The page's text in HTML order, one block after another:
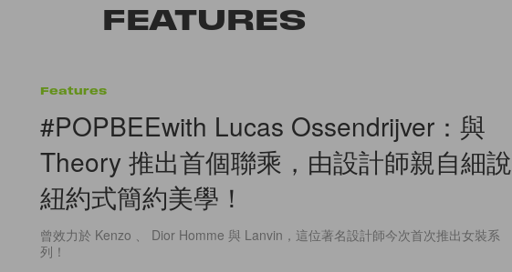
FEATURES
Features
#POPBEEwith Lucas Ossendrijver：與
Theory 推出首個聯乘，由設計師親自細說
紐約式簡約美學！
曾效力於 Kenzo 、 Dior Homme 與 Lanvin，這位著名設計師今次首次推出女裝系
列！